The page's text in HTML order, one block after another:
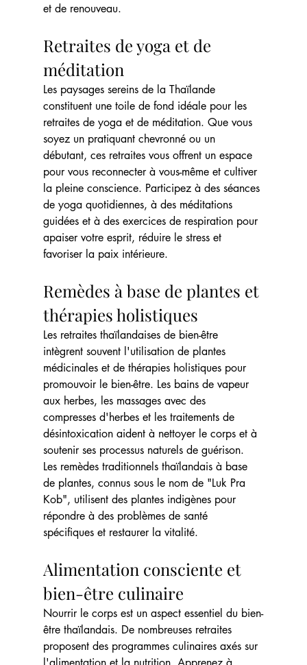
et de renouveau.
Retraites de yoga et de
méditation
Les paysages sereins de la Thaïlande
constituent une toile de fond idéale pour les
retraites de yoga et de méditation. Que vous
soyez un pratiquant chevronné ou un
débutant, ces retraites vous offrent un espace
pour vous reconnecter à vous-même et cultiver
la pleine conscience. Participez à des séances
de yoga quotidiennes, à des méditations
guidées et à des exercices de respiration pour
apaiser votre esprit, réduire le stress et
favoriser la paix intérieure.
Remèdes à base de plantes et
thérapies holistiques
Les retraites thaïlandaises de bien-être
intègrent souvent l'utilisation de plantes
médicinales et de thérapies holistiques pour
promouvoir le bien-être. Les bains de vapeur
aux herbes, les massages avec des
compresses d'herbes et les traitements de
désintoxication aident à nettoyer le corps et à
soutenir ses processus naturels de guérison.
Les remèdes traditionnels thaïlandais à base
de plantes, connus sous le nom de "Luk Pra
Kob", utilisent des plantes indigènes pour
répondre à des problèmes de santé
spécifiques et restaurer la vitalité.
Alimentation consciente et
bien-être culinaire
Nourrir le corps est un aspect essentiel du bien-
être thaïlandais. De nombreuses retraites
proposent des programmes culinaires axés sur